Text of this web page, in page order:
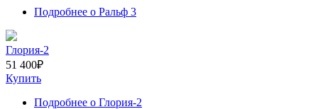
Подробнее о Ральф 3
Глория-2
51 400₽
Купить
Подробнее о Глория-2